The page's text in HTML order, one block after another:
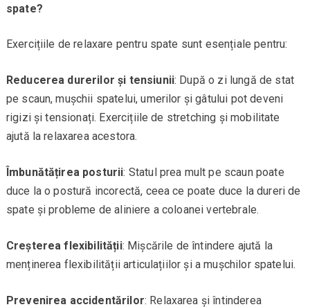
spate?
Exercițiile de relaxare pentru spate sunt esențiale pentru:
Reducerea durerilor și tensiunii: După o zi lungă de stat
pe scaun, mușchii spatelui, umerilor și gâtului pot deveni
rigizi și tensionați. Exercițiile de stretching și mobilitate
ajută la relaxarea acestora.
Îmbunătățirea posturii: Statul prea mult pe scaun poate
duce la o postură incorectă, ceea ce poate duce la dureri de
spate și probleme de aliniere a coloanei vertebrale.
Creșterea flexibilității: Mișcările de întindere ajută la
menținerea flexibilității articulațiilor și a mușchilor spatelui.
Prevenirea accidentărilor: Relaxarea și întinderea